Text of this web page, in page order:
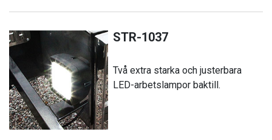
STR-1037
Två extra starka och justerbara
LED-arbetslampor baktill.